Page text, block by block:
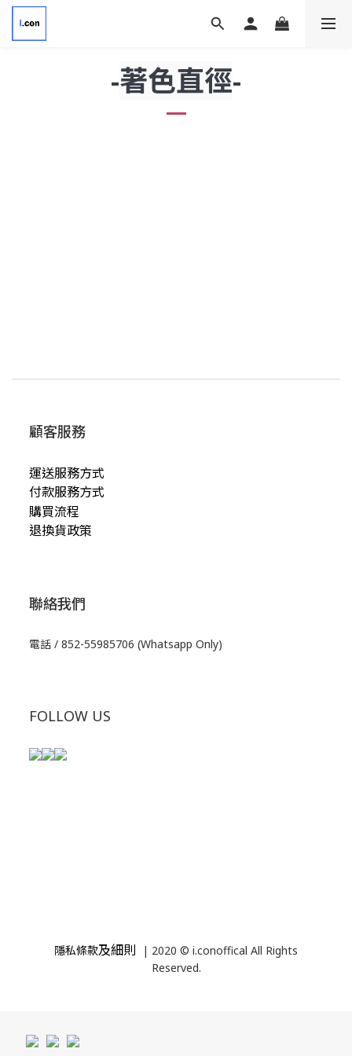
-著色直徑-
顧客服務
運送服務方式
付款服務方式
購買流程
退換貨政策
聯絡我們
電話 / 852-55985706 (Whatsapp Only)
FOLLOW US
隱私條款及細則
| 2020 © i.conoffical All Rights
Reserved.